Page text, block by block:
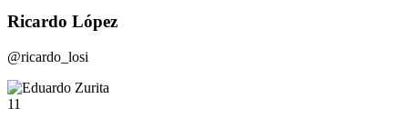
Ricardo López
@ricardo_losi
11